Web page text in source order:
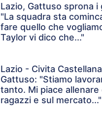
Lazio, Gattuso sprona i
"La squadra sta
fare quello che
Taylor vi dico che..."
Lazio - Civita
Gattuso: "Stiamo
tanto. Mi piace
ragazzi e sul